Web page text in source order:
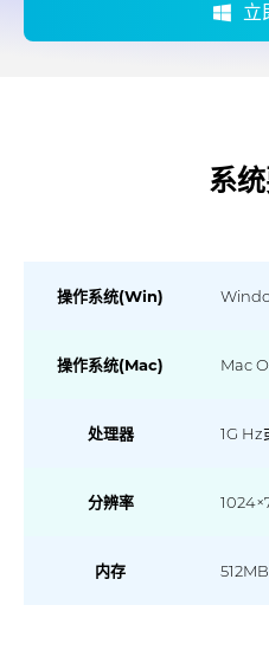
立
系
操作系统(Win)
操作系统(Mac) Mac
处理器 1G Hz
分辨率
内存